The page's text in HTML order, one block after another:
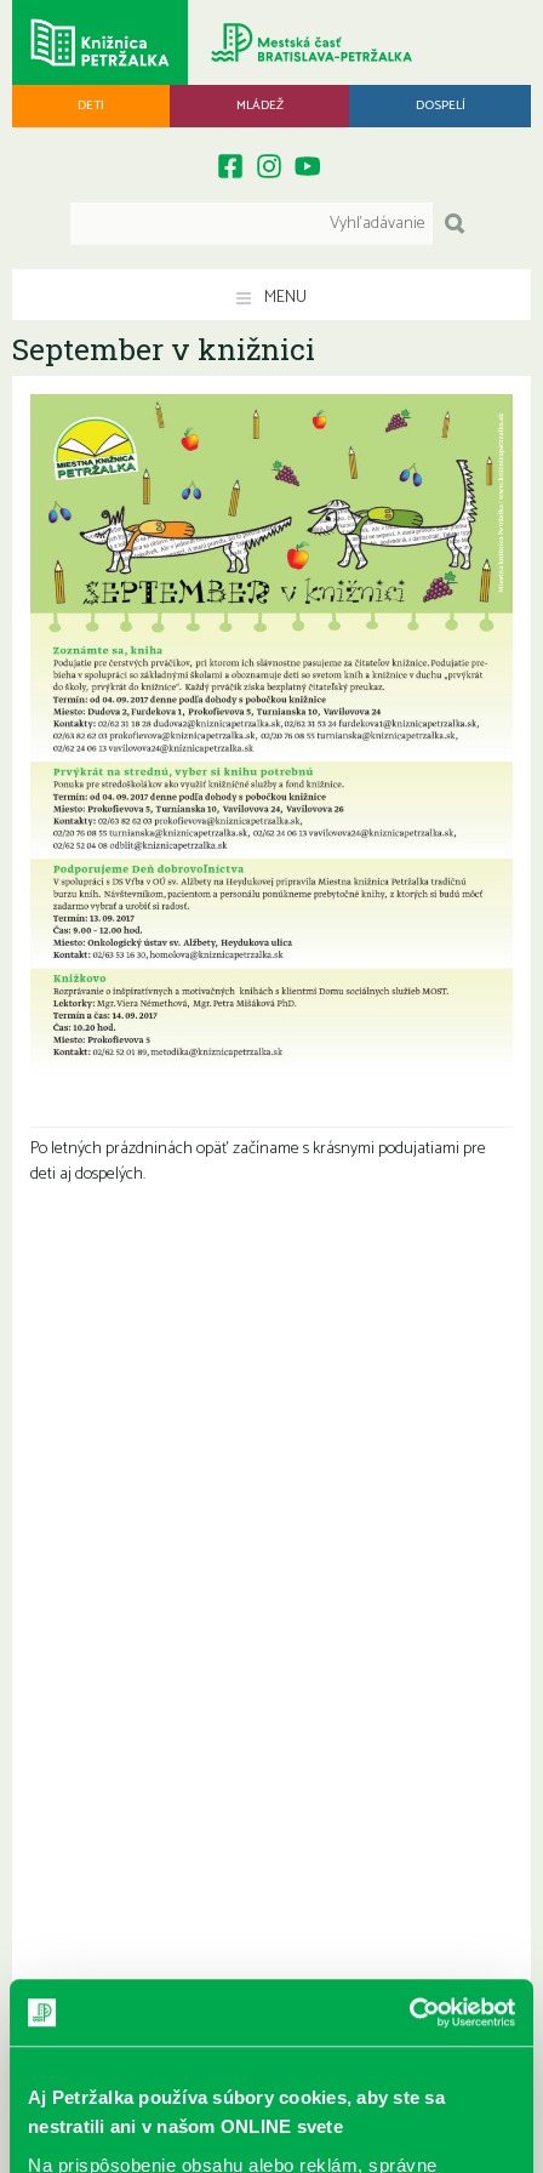
Aj Petržalka používa súbory cookies, aby ste sa
nestratili ani v našom ONLINE svete
Na prispôsobenie obsahu alebo reklám, správne
DETI MLÁDEŽ DOSPELÍ
MENU
September v knižnici
Po letných prázdninách opäť začíname s krásnymi podujatiami pre
deti aj dospelých.